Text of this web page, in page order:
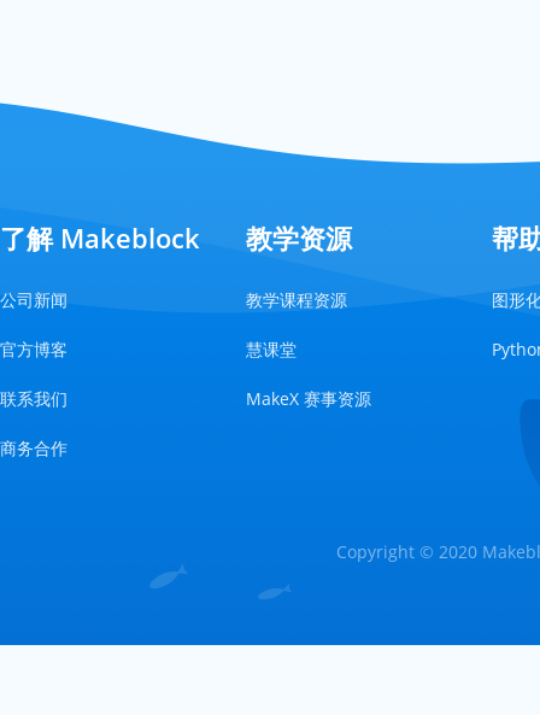
了解 Makeblock
公司新闻
官方博客
联系我们
商务合作
教学资源
教学课程资源
慧课堂
MakeX 赛事资源
帮
图形
Copyright © 2020